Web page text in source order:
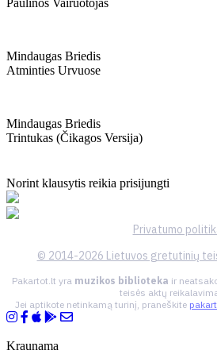
Paulinos Vairuotojas
Mindaugas Briedis
Atminties Urvuose
Mindaugas Briedis
Trintukas (čikagos Versija)
Norint klausytis reikia prisijungti
Privatumo
© 2014-2026 Lietuvos gretutinių
Pakartot.lt yra muzikos biblioteka ir
teisės aktų
Jei aptikote netinkamą turinį, praneškite
Kraunama